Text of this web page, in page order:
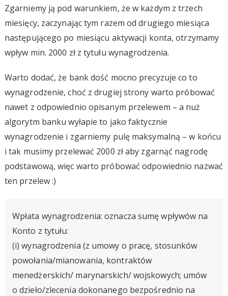
Zgarniemy ją pod warunkiem, że w każdym z trzech
miesięcy, zaczynając tym razem od drugiego miesiąca
następującego po miesiącu aktywacji konta, otrzymamy
wpływ min. 2000 zł z tytułu wynagrodzenia.
Warto dodać, że bank dość mocno precyzuje co to
wynagrodzenie, choć z drugiej strony warto próbować
nawet z odpowiednio opisanym przelewem – a nuż
algorytm banku wyłapie to jako faktycznie
wynagrodzenie i zgarniemy pulę maksymalną – w końcu
i tak musimy przelewać 2000 zł aby zgarnąć nagrodę
podstawową, więc warto próbować odpowiednio nazwać
ten przelew :)
Wpłata wynagrodzenia: oznacza sumę wpływów na
Konto z tytułu:
(i) wynagrodzenia (z umowy o pracę, stosunków
powołania/mianowania, kontraktów
menedżerskich/ marynarskich/ wojskowych; umów
o dzieło/zlecenia dokonanego bezpośrednio na